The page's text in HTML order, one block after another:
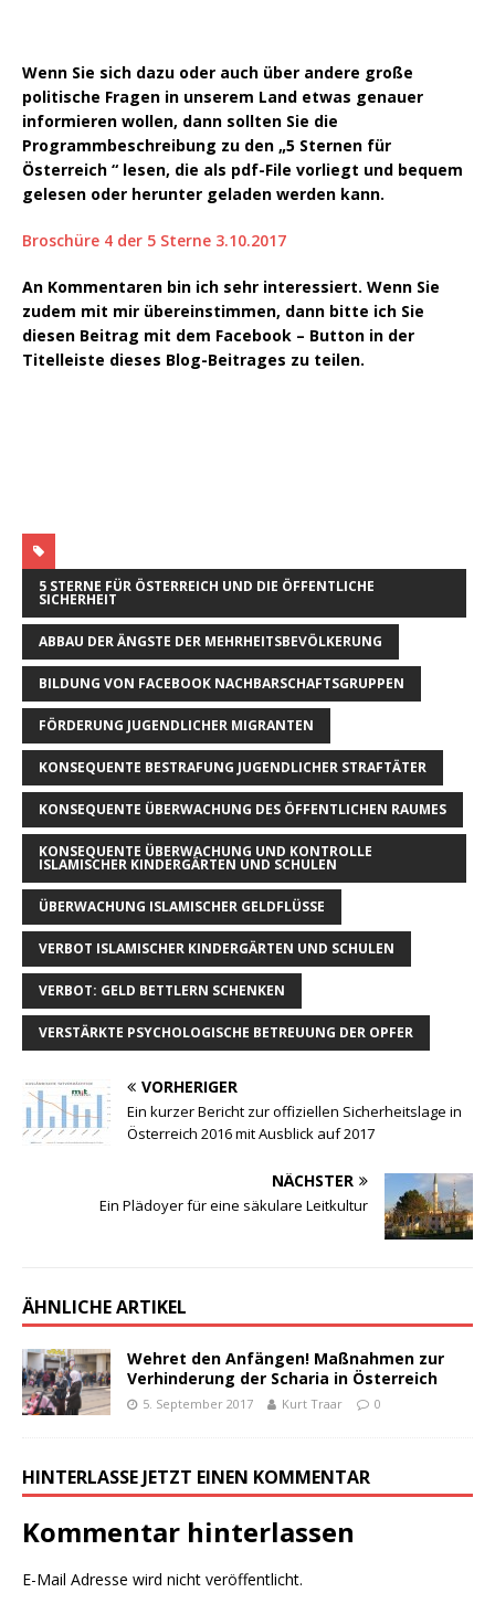
Wenn Sie sich dazu oder auch über andere große
politische Fragen in unserem Land etwas genauer
informieren wollen, dann sollten Sie die
Programmbeschreibung zu den „5 Sternen für
Österreich “ lesen, die als pdf-File vorliegt und bequem
gelesen oder herunter geladen werden kann.
Broschüre 4 der 5 Sterne 3.10.2017
An Kommentaren bin ich sehr interessiert. Wenn Sie
zudem mit mir übereinstimmen, dann bitte ich Sie
diesen Beitrag mit dem Facebook – Button in der
Titelleiste dieses Blog-Beitrages zu teilen.
5 STERNE FÜR ÖSTERREICH UND DIE ÖFFENTLICHE
SICHERHEIT
ABBAU DER ÄNGSTE DER MEHRHEITSBEVÖLKERUNG
BILDUNG VON FACEBOOK NACHBARSCHAFTSGRUPPEN
FÖRDERUNG JUGENDLICHER MIGRANTEN
KONSEQUENTE BESTRAFUNG JUGENDLICHER STRAFTÄTER
KONSEQUENTE ÜBERWACHUNG DES ÖFFENTLICHEN RAUMES
KONSEQUENTE ÜBERWACHUNG UND KONTROLLE
ISLAMISCHER KINDERGÄRTEN UND SCHULEN
ÜBERWACHUNG ISLAMISCHER GELDFLÜSSE
VERBOT ISLAMISCHER KINDERGÄRTEN UND SCHULEN
VERBOT: GELD BETTLERN SCHENKEN
VERSTÄRKTE PSYCHOLOGISCHE BETREUUNG DER OPFER
VORHERIGER
Ein kurzer Bericht zur offiziellen Sicherheitslage in
Österreich 2016 mit Ausblick auf 2017
NÄCHSTER
Ein Plädoyer für eine säkulare Leitkultur
ÄHNLICHE ARTIKEL
Wehret den Anfängen! Maßnahmen zur
Verhinderung der Scharia in Österreich
5. September 2017 Kurt Traar 0
HINTERLASSE JETZT EINEN KOMMENTAR
Kommentar hinterlassen
E-Mail Adresse wird nicht veröffentlicht.